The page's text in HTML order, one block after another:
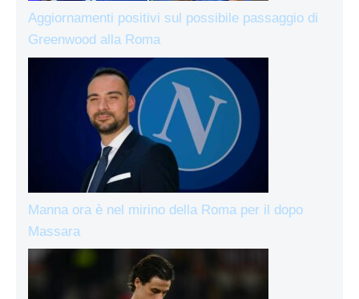
Aggiornamenti positivi sul possibile passaggio di
Greenwood alla Roma
Manna ora è nel mirino della Roma per il dopo
Massara